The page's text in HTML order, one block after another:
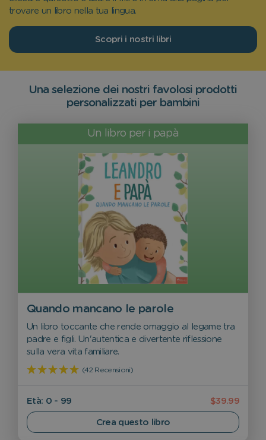
trovare un libro nella tua lingua.
Scopri i nostri libri
Una selezione dei nostri favolosi prodotti
personalizzati per bambini
Un libro per i papà
Quando mancano le parole
Un libro toccante che rende omaggio al legame tra
padre e figli. Un'autentica e divertente riflessione
sulla vera vita familiare.
(42 Recensioni)
$39.99
Età: 0 - 99
Crea questo libro